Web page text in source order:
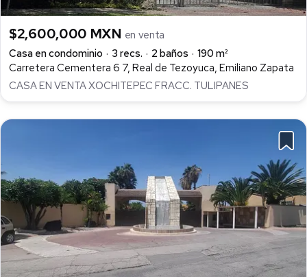
$2,600,000 MXN en venta
Casa en condominio
3 recs. 2 baños
190 m²
Carretera Cementera 6 7, Real de Tezoyuca, Emiliano Zapata
CASA EN VENTA XOCHITEPEC FRACC. TULIPANES